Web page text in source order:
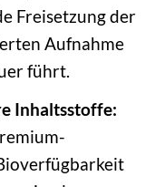
Freisetzung der
Aufnahme
führt.
Inhaltsstoffe: